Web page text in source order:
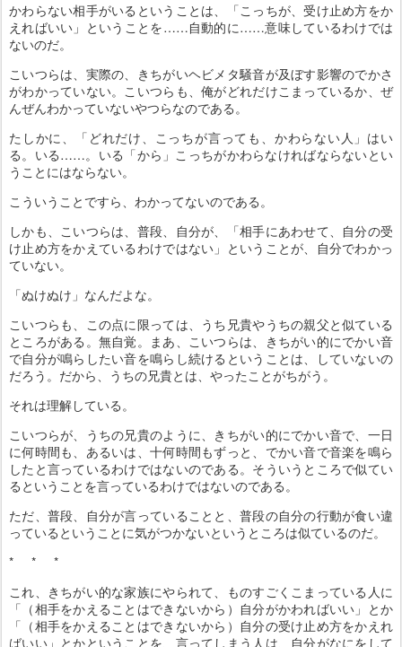
かわらない相手がいるということは、「こっちが、受け止め方をか
えればいい」ということを……自動的に……意味しているわけでは
ないのだ。
こいつらは、実際の、きちがいヘビメタ騒音が及ぼす影響のでかさ
がわかっていない。こいつらも、俺がどれだけこまっているか、ぜ
んぜんわかっていないやつらなのである。
たしかに、「どれだけ、こっちが言っても、かわらない人」はい
る。いる……。いる「から」こっちがかわらなければならないとい
うことにはならない。
こういうことですら、わかってないのである。
しかも、こいつらは、普段、自分が、「相手にあわせて、自分の受
け止め方をかえているわけではない」ということが、自分でわかっ
ていない。
「ぬけぬけ」なんだよな。
こいつらも、この点に限っては、うち兄貴やうちの親父と似ている
ところがある。無自覚。まあ、こいつらは、きちがい的にでかい音
で自分が鳴らしたい音を鳴らし続けるということは、していないの
だろう。だから、うちの兄貴とは、やったことがちがう。
それは理解している。
こいつらが、うちの兄貴のように、きちがい的にでかい音で、一日
に何時間も、あるいは、十何時間もずっと、でかい音で音楽を鳴ら
したと言っているわけではないのである。そういうところで似てい
るということを言っているわけではないのである。
ただ、普段、自分が言っていることと、普段の自分の行動が食い違
っているということに気がつかないというところは似ているのだ。
* * *
これ、きちがい的な家族にやられて、ものすごくこまっている人に
「（相手をかえることはできないから）自分がかわればいい」とか
「（相手をかえることはできないから）自分の受け止め方をかえれ
ばいい」とかということを、言ってしまう人は、自分がなにをして